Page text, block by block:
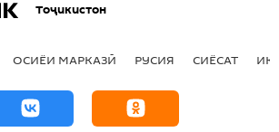
Тоҷикистон
ОСИЁИ МАРКАЗӢ РУСИЯ СИЁСАТ